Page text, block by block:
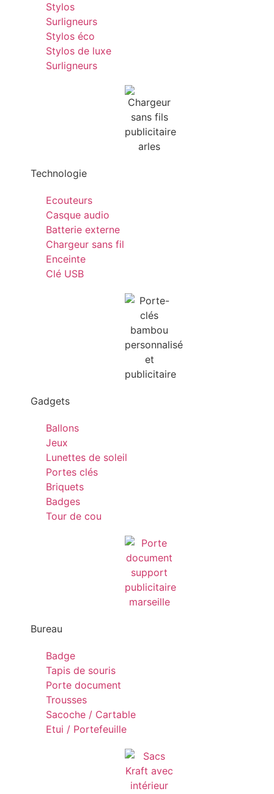
Stylos
Surligneurs
Stylos éco
Stylos de luxe
Surligneurs
Technologie
Ecouteurs
Casque audio
Batterie externe
Chargeur sans fil
Enceinte
Clé USB
Gadgets
Ballons
Jeux
Lunettes de soleil
Portes clés
Briquets
Badges
Tour de cou
Bureau
Badge
Tapis de souris
Porte document
Trousses
Sacoche / Cartable
Etui / Portefeuille